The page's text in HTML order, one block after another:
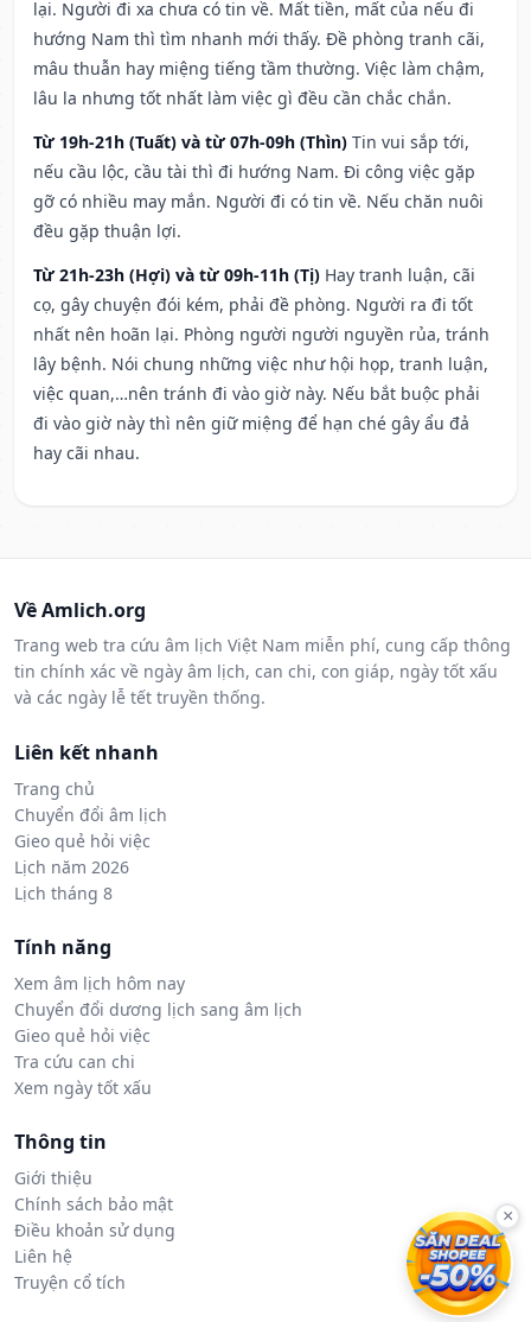
lại. Người đi xa chưa có tin về. Mất tiền, mất của nếu đi
hướng Nam thì tìm nhanh mới thấy. Đề phòng tranh cãi,
mâu thuẫn hay miệng tiếng tầm thường. Việc làm chậm,
lâu la nhưng tốt nhất làm việc gì đều cần chắc chắn.
Từ 19h-21h (Tuất) và từ 07h-09h (Thìn) Tin vui sắp tới,
nếu cầu lộc, cầu tài thì đi hướng Nam. Đi công việc gặp
gỡ có nhiều may mắn. Người đi có tin về. Nếu chăn nuôi
đều gặp thuận lợi.
Từ 21h-23h (Hợi) và từ 09h-11h (Tị) Hay tranh luận, cãi
cọ, gây chuyện đói kém, phải đề phòng. Người ra đi tốt
nhất nên hoãn lại. Phòng người người nguyền rủa, tránh
lây bệnh. Nói chung những việc như hội họp, tranh luận,
việc quan,…nên tránh đi vào giờ này. Nếu bắt buộc phải
đi vào giờ này thì nên giữ miệng để hạn ché gây ẩu đả
hay cãi nhau.
Về Amlich.org
Trang web tra cứu âm lịch Việt Nam miễn phí, cung cấp thông
tin chính xác về ngày âm lịch, can chi, con giáp, ngày tốt xấu
và các ngày lễ tết truyền thống.
Liên kết nhanh
Trang chủ
Chuyển đổi âm lịch
Gieo quẻ hỏi việc
Lịch năm 2026
Lịch tháng 8
Tính năng
Xem âm lịch hôm nay
Chuyển đổi dương lịch sang âm lịch
Gieo quẻ hỏi việc
Tra cứu can chi
Xem ngày tốt xấu
Thông tin
Giới thiệu
Chính sách bảo mật
Điều khoản sử dụng
Liên hệ
Truyện cổ tích
×